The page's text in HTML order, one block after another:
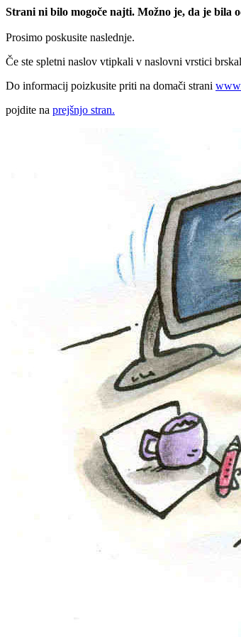
Strani ni bilo mogoče najti. Možno je, da je bila
Prosimo poskusite naslednje.
Če ste spletni naslov vtipkali v naslovni vrstici
Do informacij poizkusite priti na domači strani
pojdite na prejšnjo stran.